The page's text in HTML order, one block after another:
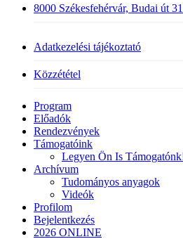
8000 Székesfehérvár, Budai út
Adatkezelési tájékoztató
Közzététel
Close
Menu
Program
Előadók
Rendezvények
Támogatóink
Legyen Ön Is
Archívum
Tudományos anyagok
Videók
Profilom
Bejelentkezés
2026 ONLINE